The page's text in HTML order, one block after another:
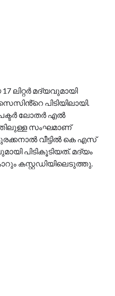
ലിറ്റർ മദ്യവുമായി
പിടിയിലായി.
ലോതർ എൽ
സംഘമാണ്
വീട്ടിൽ കെ എസ്
പിടികൂടിയത്. മദ്യം
കസ്റ്റഡിയിലെടുത്തു.